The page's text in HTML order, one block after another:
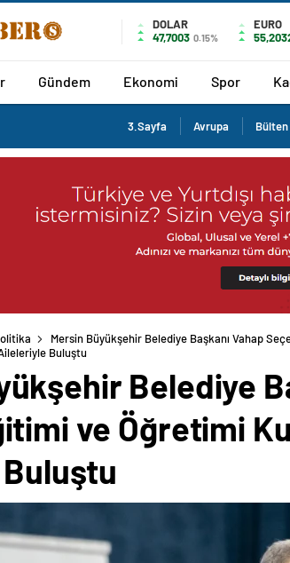
DOLAR
47,7003 0.15%
EURO
Gündem Ekonomi Spor
3.Sayfa Avrupa Bülten
Mersin Büyükşehir Belediye Başkanı Vahap
Buluştu
Belediye
ve Öğretimi